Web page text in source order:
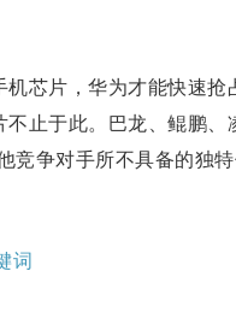
机芯片，华为才能快速
止于此。巴龙、鲲鹏
争对手所不具备的独特